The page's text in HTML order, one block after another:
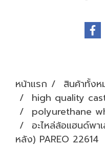
หน้าแรก
สินค้าทั้งห
high quality
polyurethane
อะไหล่ล้อแฮนด์พ
หลัง) PAREO 22614